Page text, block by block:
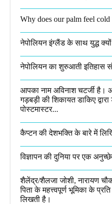
Why does our palm feel
नेपोलियन इंग्लैंड के साथ युद्ध
नेपोलियन का शुरुआती इतिहास
आपका नाम अविनाश चटर्जी है।
गड़बड़ी की शिकायत डाकिए
पोस्टमास्टर...
कैप्टन की देशभक्ति के बारे में
विज्ञापन की दुनिया पर एक
शैलेंद्र/शैलजा जोशी, नारायण
पिता के महत्त्वपूर्ण भूमिका के
लिखती है।​